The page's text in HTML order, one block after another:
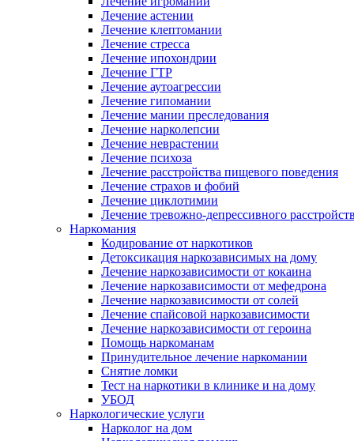
Лечение астении
Лечение клептомании
Лечение стресса
Лечение ипохондрии
Лечение ГТР
Лечение аутоагрессии
Лечение гипомании
Лечение мании преследования
Лечение нарколепсии
Лечение неврастении
Лечение психоза
Лечение расстройства пищевого поведения
Лечение страхов и фобий
Лечение циклотимии
Лечение тревожно-депрессивного
Наркомания
Кодирование от наркотиков
Детоксикация наркозависимых на дому
Лечение наркозависимости от кокаина
Лечение наркозависимости от мефедрона
Лечение наркозависимости от солей
Лечение спайсовой наркозависимости
Лечение наркозависимости от героина
Помощь наркоманам
Принудительное лечение наркомании
Снятие ломки
Тест на наркотики в клинике и на дому
УБОД
Наркологические услуги
Нарколог на дом